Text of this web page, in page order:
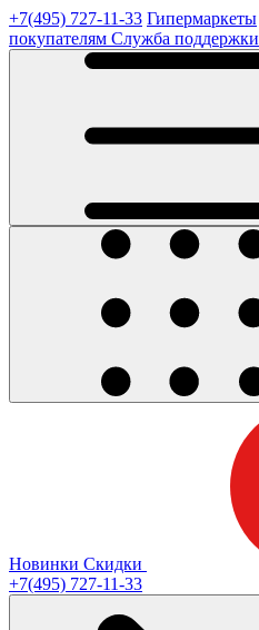
+7(495) 727-11-33 Гипермаркеты
покупателям Служба поддержки
Новинки Скидки
+7(495) 727-11-33